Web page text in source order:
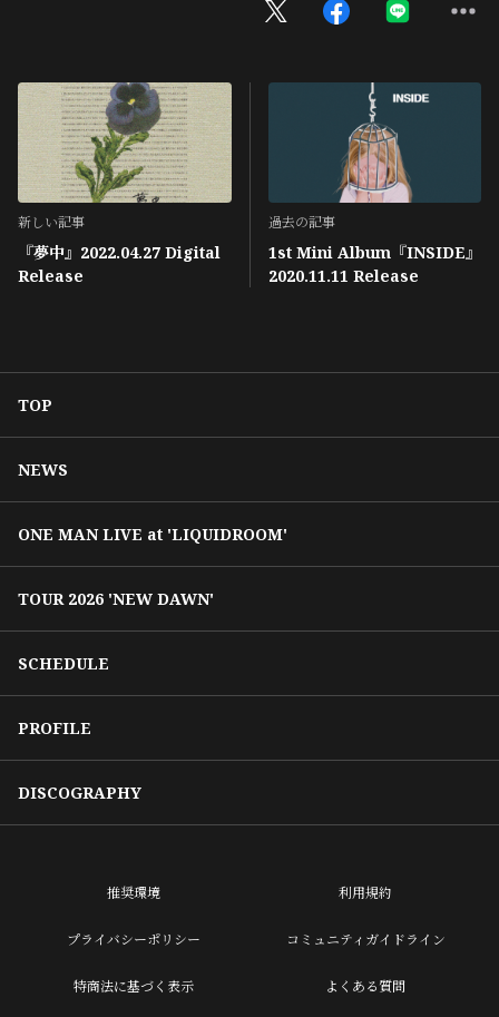
新しい記事
『夢中』2022.04.27 Digital
Release
過去の記事
1st Mini Album『INSIDE』
2020.11.11 Release
TOP
NEWS
ONE MAN LIVE at 'LIQUIDROOM'
TOUR 2026 'NEW DAWN'
SCHEDULE
PROFILE
DISCOGRAPHY
推奨環境 利用規約
プライバシーポリシー コミュニティガイドライン
特商法に基づく表示 よくある質問